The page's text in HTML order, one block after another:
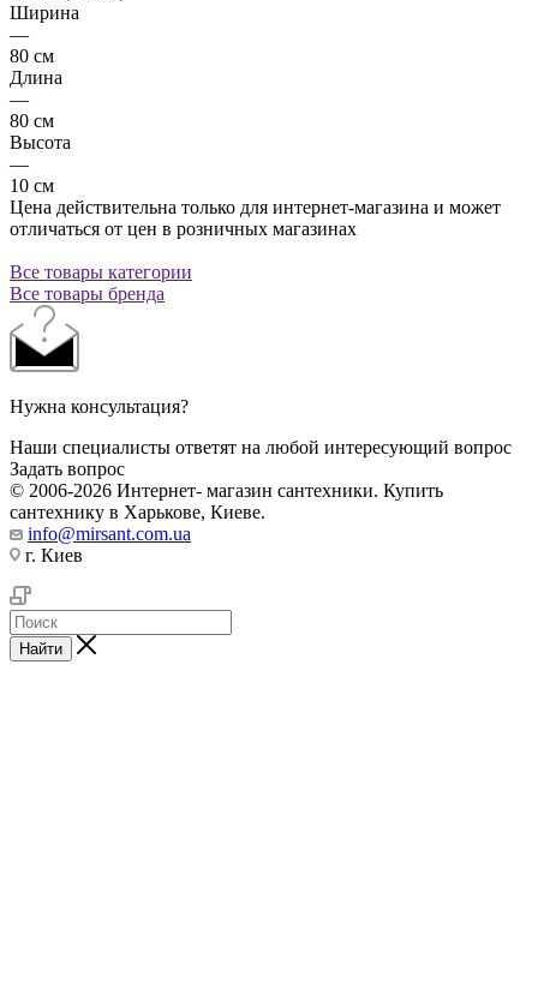
Ширина
—
80 см
Длина
—
80 см
Высота
—
10 см
Цена действительна только для интернет-магазина и может
отличаться от цен в розничных магазинах
Все товары категории
Все товары бренда
Нужна консультация?
Наши специалисты ответят на любой интересующий вопрос
Задать вопрос
© 2006-2026 Интернет- магазин сантехники. Купить
сантехнику в Харькове, Киеве.
info@mirsant.com.ua
г. Киев
Найти